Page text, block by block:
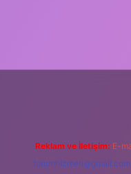
Reklam ve İletişim: E-
forumhizmeti@gmail.com